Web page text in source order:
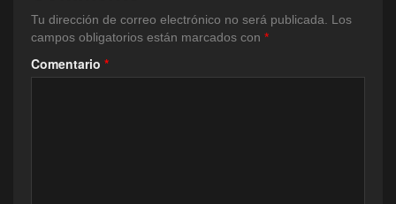
Tu dirección de correo electrónico no será publicada.
Los
campos obligatorios están marcados con *
Comentario *